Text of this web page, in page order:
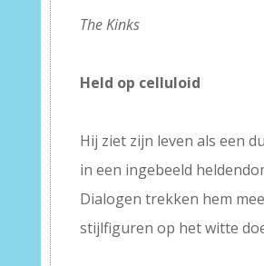
The Kinks
Held op celluloid
Hij ziet zijn leven als een
in een ingebeeld
Dialogen trekken hem
stijlfiguren op het witte